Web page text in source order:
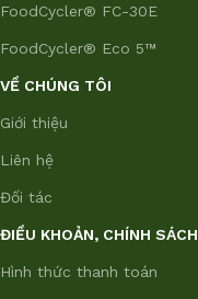
FoodCycler® FC-30E
FoodCycler® Eco 5™
VỀ CHÚNG TÔI
Giới thiệu
Liên hệ
Đối tác
ĐIỀU KHOẢN, CHÍNH SÁCH
Hình thức thanh toán